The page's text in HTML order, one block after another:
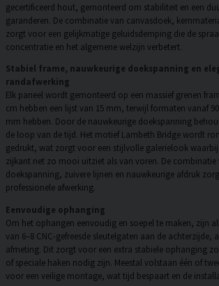
gecertificeerd hout, gemonteerd om stabiliteit en een
garanderen. De combinatie van canvasdoek,
zorgt voor een gelijkmatige geluidsdemping die de
concentratie en het algemene welzijn verbetert.
Stabiel frame, nauwkeurige doekspanning en
randafwerking
Elk paneel wordt gemonteerd op een massief grenen
cm hebben een lijst van 15 mm, terwijl formaten vanaf
mm hebben. Door de nauwkeurige doekspanning
de loop van de tijd. Het motief Lambeth Bridge wordt
gedrukt, wat zorgt voor een stijlvolle galerielook
zijkant net zo mooi uitziet als van voren. De combinatie
doekspanning, zuivere lijnen en nauwkeurige afdruk
professionele afwerking.
Eenvoudige ophanging
Om het ophangen eenvoudig en soepel te maken, zijn
van 6–8 CNC-gefreesde sleutelgaten aan de achterzijde,
afmeting. Dit zorgt voor een extra stabiele ophanging
of speciale haken nodig zijn. Meestal volstaan één of
voor een veilige montage, wat tijd bespaart en de